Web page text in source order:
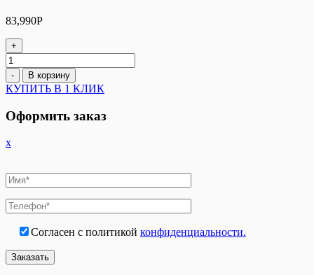
83,990Р
+
Количество
БИРЮСА
FORTUNA
INVERTER
B-
24FIR/B-
СПЛИТ-
- В корзину
КУПИТЬ В 1 КЛИК
Оформить заказ
x
Согласен с политикой конфиденциальности.